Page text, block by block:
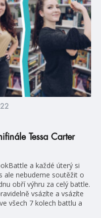
Tessa Carter
a každé úterý si
ale nebudeme soutěžit o
obří výhru za celý battle.
vsázíte a vsázíte
všech 7 kolech battlu a